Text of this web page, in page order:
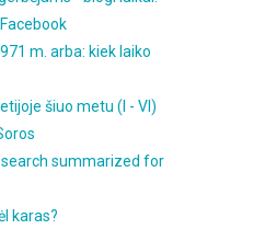
m. arba: kiek laiko
šiuo metu (I - VI)
summarized for
karas?